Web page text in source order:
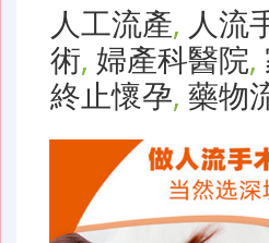
人工流產, 人流
術, 婦產科醫院,
終止懷孕, 藥物